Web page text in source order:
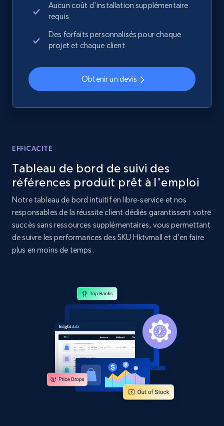
products by best sellers category URL
Title, Seller name, Brand, Description, Initial
price, Currency, Availability, Reviews count, and
more.
Title, Seller name, Brand, Description, Initial
more.
2.1K+ 375+ Commencer
Amazon products global dataset - Collect
price, Currency, Availability, Reviews count, and
Commencer
Home Depot US
URL, Domain, Country code, Model number,
Sku, Product id, Product name, Manufacturer,
Aucun coût d'installation supplémentaire
requis
Des forfaits personnalisés pour chaque
projet et chaque client
Obtenir un devis
EFFICACITÉ
Tableau de bord de suivi des
références produit prêt à l'emploi
Notre tableau de bord intuitif en libre-service et nos
responsables de la réussite client dédiés garantissent votre
succès sans ressources supplémentaires, vous permettant
de suivre les performances des SKU Hktvmall et d’en faire
plus en moins de temps.